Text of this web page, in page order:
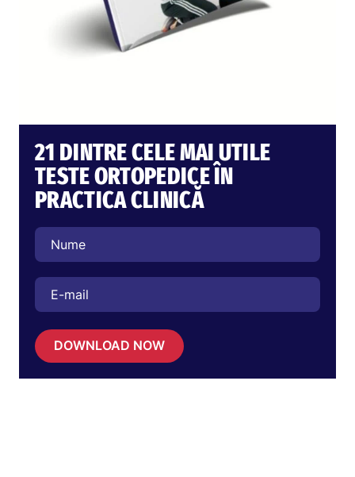
21 DINTRE CELE MAI UTILE
TESTE ORTOPEDICE ÎN
PRACTICA CLINICĂ
DOWNLOAD NOW